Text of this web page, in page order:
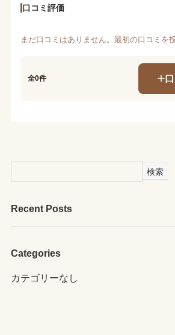
口コミ評価
まだ口コミはありません。最初の口コミを
全0件
検索
Recent Posts
Categories
カテゴリーなし